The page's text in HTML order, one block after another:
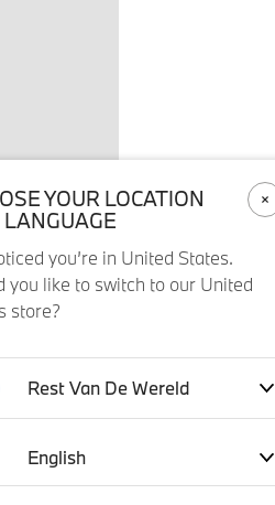
YOUR LOCATION
you’re in United States.
you like to switch to our United
store?
Rest Van De Wereld
English